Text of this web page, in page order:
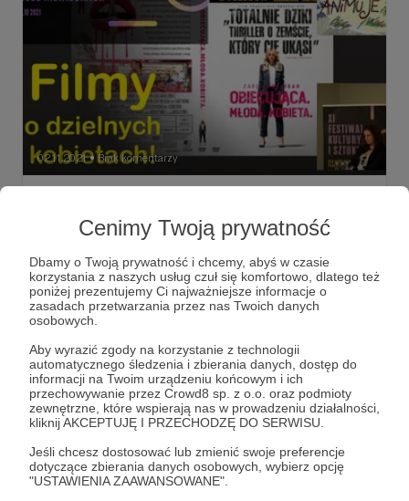
Cenimy Twoją prywatność
Dbamy o Twoją prywatność i chcemy, abyś w czasie
korzystania z naszych usług czuł się komfortowo, dlatego też
poniżej prezentujemy Ci najważniejsze informacje o
zasadach przetwarzania przez nas Twoich danych
osobowych.
Aby wyrazić zgody na korzystanie z technologii
automatycznego śledzenia i zbierania danych, dostęp do
informacji na Twoim urządzeniu końcowym i ich
przechowywanie przez Crowd8 sp. z o.o. oraz podmioty
zewnętrzne, które wspierają nas w prowadzeniu działalności,
kliknij AKCEPTUJĘ I PRZECHODZĘ DO SERWISU.
Jeśli chcesz dostosować lub zmienić swoje preferencje
dotyczące zbierania danych osobowych, wybierz opcję
"USTAWIENIA ZAAWANSOWANE".
02.11.2021 ● Brak komentarzy
dzielnych kobietach... I co ma jabłko
wspólnego z pamięcią?
W tym odcinku będziemy rozmawiali o filmach,
zaproponowanych przez Anitę Piotrowską. Będzie coś o
związku dwojga starszych dam, potem nieco o epidemii
niepamięci i wtedy pojawi się pełno skojarzeń z jabłkiem, a
na deser... zabójcza piękność, która tylko udawała
przez kobiety!
film festiwal